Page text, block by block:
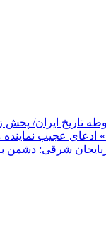
تاریخ ایران/ پخش